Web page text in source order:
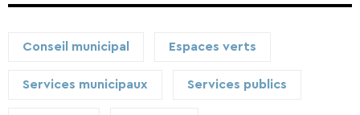
Conseil municipal Espaces verts
Services municipaux Services publics